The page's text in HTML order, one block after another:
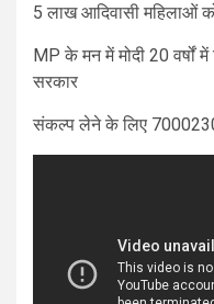
5 लाख आदिवासी महिलाओं
MP के मन में मोदी 20 वर्षों
सरकार
संकल्प लेने के लिए